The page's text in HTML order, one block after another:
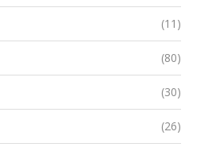
(11)
(80)
(30)
(26)